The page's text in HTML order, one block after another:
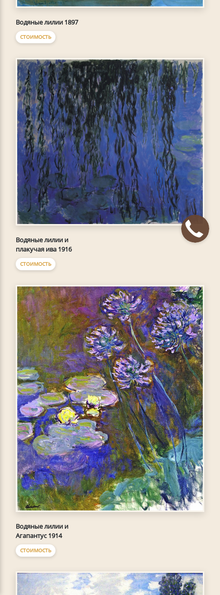
Водяные лилии 1897
СТОИМОСТЬ
Водяные лилии и
плакучая ива 1916
СТОИМОСТЬ
Водяные лилии и
Агапантус 1914
СТОИМОСТЬ